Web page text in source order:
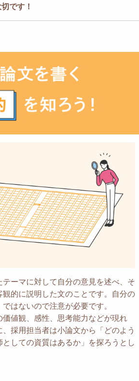
です！
ーマに対して自分の意見を述べ、そ
的に説明した文のことです。自分の
はないので注意が必要です。
値観、感性、思考能力などが現れ
採用担当者は小論文から「どのよう
しての資質はあるか」を探ろうとし